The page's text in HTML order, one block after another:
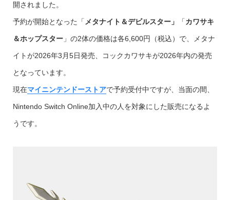
開されました。
予約が開始となった「 メタナイト＆デビルスター」 「カワサキ
＆ホップスター」の2体の価格は各6,600円（税込）で、メタナ
イトが2026年3月5日発売、コックカワサキが2026年内の発売
となっています。
現在マイニンテンドーストアで予約受付中ですが、当面の間、
Nintendo Switch Online加入中の人を対象にした販売になるよ
うです。